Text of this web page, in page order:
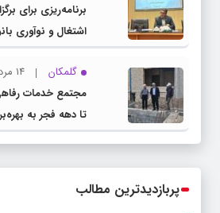
برنامه‌ریزی برای
اشتغال و نوآوری
گلمکان
14 مرداد 1405
مجتمع خدمات
تا دهه فجر به
پربازدیدترین مطالب